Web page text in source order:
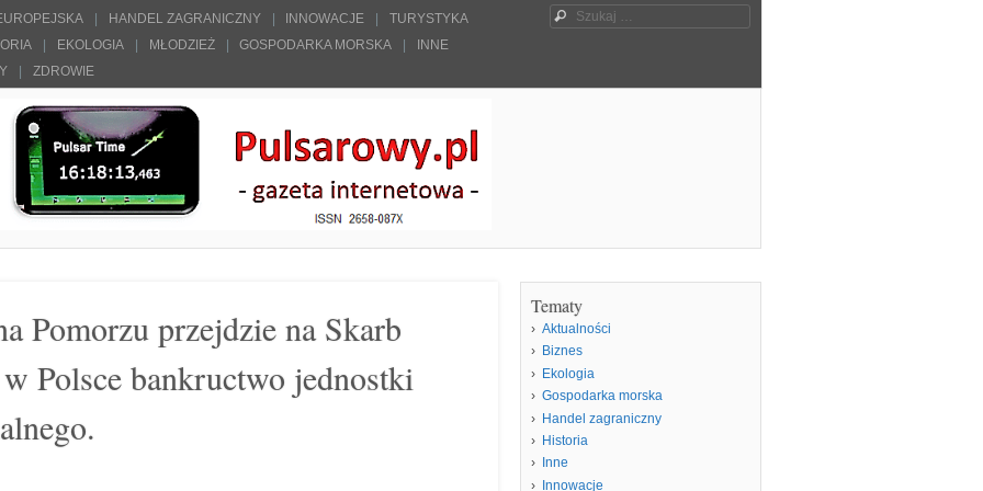
HANDEL ZAGRANICZNY INNOWACJE
TURYSTYKA
EKOLOGIA MŁODZIEŻ GOSPODARKA MORSKA
INNE
ZDROWIE
Szukaj
Pomorzu przejdzie na Skarb
Polsce bankructwo jednostki
Tematy
Aktualności
Biznes
Ekologia
Gospodarka morska
Handel zagraniczny
Historia
Inne
Innowacje